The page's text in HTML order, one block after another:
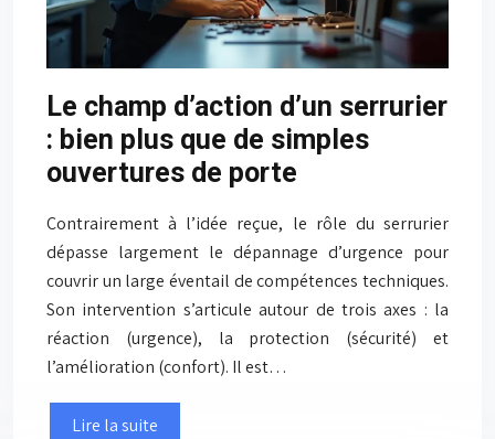
Le champ d’action d’un serrurier
: bien plus que de simples
ouvertures de porte
Contrairement à l’idée reçue, le rôle du serrurier
dépasse largement le dépannage d’urgence pour
couvrir un large éventail de compétences techniques.
Son intervention s’articule autour de trois axes : la
réaction (urgence), la protection (sécurité) et
l’amélioration (confort). Il est…
Lire la suite